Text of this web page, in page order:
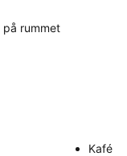
på rummet
Kafé